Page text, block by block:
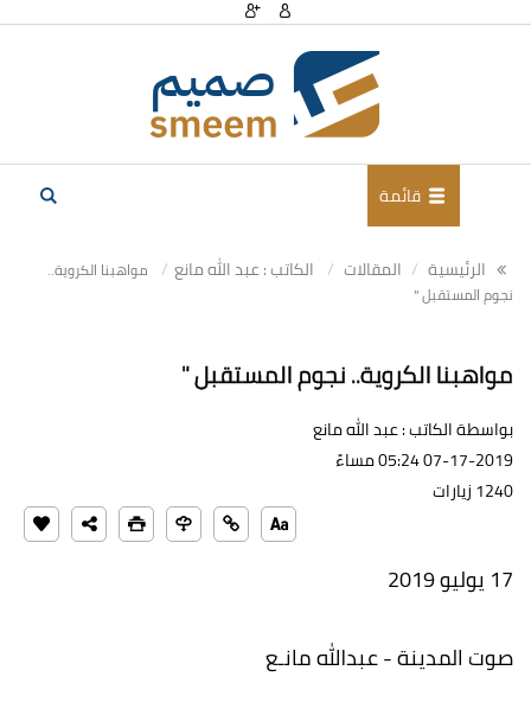
قائمة
الرئيسية المقالات الكاتب : عبد الله مانع
مواهبنا الكروية..
نجوم المستقبل "
مواهبنا الكروية.. نجوم المستقبل "
بواسطة الكاتب : عبد الله مانع
07-17-2019 05:24 مساءً
1240 زيارات
17 يوليو 2019
صوت المدينة - عبدالله مانـع